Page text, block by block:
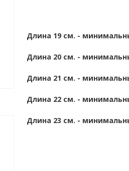
Длина 19 см. -
Длина 20 см. -
Длина 21 см. -
Длина 22 см. -
Длина 23 см. -